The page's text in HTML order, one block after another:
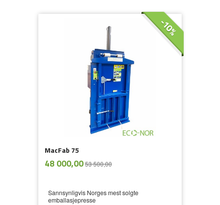
MacFab 75
Tilbud
48 000,0053 500,00
-10%
mva.
Sannsynligvis Norges mest solgte
emballasjepresse